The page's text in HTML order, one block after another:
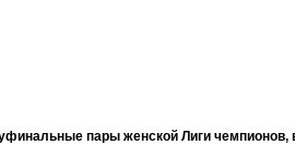
пары женской Лиги